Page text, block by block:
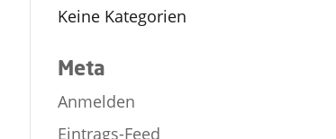
Keine Kategorien
Meta
Anmelden
Eintrags-Feed